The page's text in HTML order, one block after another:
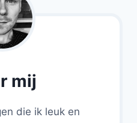
mij
die ik leuk en